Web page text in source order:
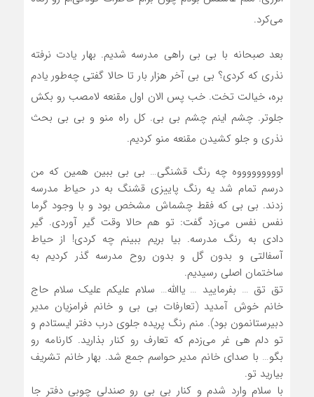
می‌کرد.
بعد صبحانه با بی بی راهی مدرسه شدیم. بهار یادت نرفته
نذری که کردی؟ بی بی آخر هزار بار تا حالا گفتی چه‌طور یادم
بره، خیالت تخت. خب پس الان اول مقنعه لامصب رو بکش
جلوتر. چشم اینم چشم بی بی. کل راه منو و بی بی بحث
نذری و جلو کشیدن مقنعه منو کردیم.
اوووووووووه چه رنگ قشنگی… بی بی ببین همین که من
درسم تمام شد یه رنگ پاییزی قشنگ به در حیاط مدرسه
زدند. بی بی که فقط چشماش مشخص بود و با وجود گرما
نفس نفس می‌زد گفت: تو هم حالا وقت گیر آوردی. گیر
دادی به رنگ مدرسه. بیا بریم ببینم چه کردی! از حیاط
آسفالتی و بدون گل و بدون روح مدرسه گذر کردیم به
ساختمان اصلی رسیدیم.
تق تق … بفرمایید … یاالله… سلام علیکم علیک سلام حاج
خانم خوش آمدید (تعارفات بی بی و خانم فرامزیان مدیر
دبیرستانمون بود). منم رنگ پریده جلوی درب دفتر ایستادم و
تو دلم هی غر می‌زدم که تعارف رو کنار بذارید. کارنامه رو
بگو… با صدای خانم مدیر حواسم جمع شد. بهار خانم تشریف
بیارید تو.
با سلام وارد شدم و کنار بی بی رو صندلی چوبی دفتر جا